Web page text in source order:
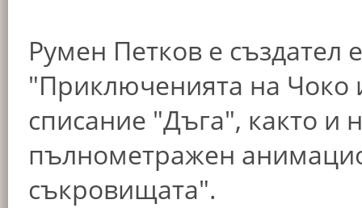
Румен Петков е създател
"Приключенията на Чоко
списание "Дъга", както и
пълнометражен
съкровищата".